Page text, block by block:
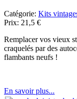
Catégorie: Kits
Prix: 21,5 €
Remplacer vos vieux
craquelés par des
flambants neufs !
En savoir plus...